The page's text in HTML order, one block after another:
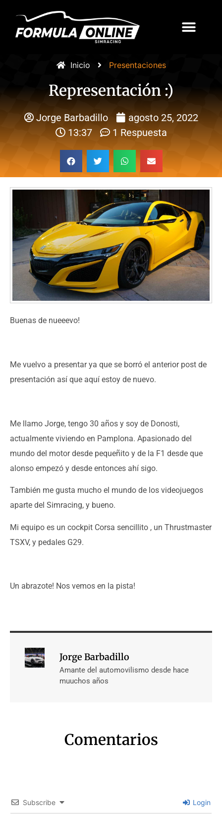
Inicio Presentaciones
Representación :)
Jorge Barbadillo
agosto 25, 2022
13:37
1 Respuesta
Buenas de nueeevo!
Me vuelvo a presentar ya que se borró el anterior post de
presentación así que aquí estoy de nuevo.
Me llamo Jorge, tengo 30 años y soy de Donosti,
actualmente viviendo en Pamplona. Apasionado del
mundo del motor desde pequeñito y de la F1 desde que
alonso empezó y desde entonces ahí sigo.
También me gusta mucho el mundo de los videojuegos
aparte del Simracing, y bueno.
Mi equipo es un cockpit Corsa sencillito , un Thrustmaster
TSXV, y pedales G29.
Un abrazote! Nos vemos en la pista!
Jorge Barbadillo
Amante del automovilismo desde hace
muuchos años
Comentarios
Subscribe Login